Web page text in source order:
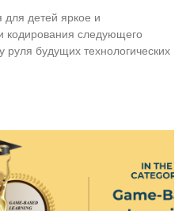
детей яркое и
следующего
руля будущих технологических